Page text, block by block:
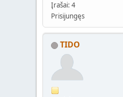
Įrašai: 4
Prisijungęs
TIDO